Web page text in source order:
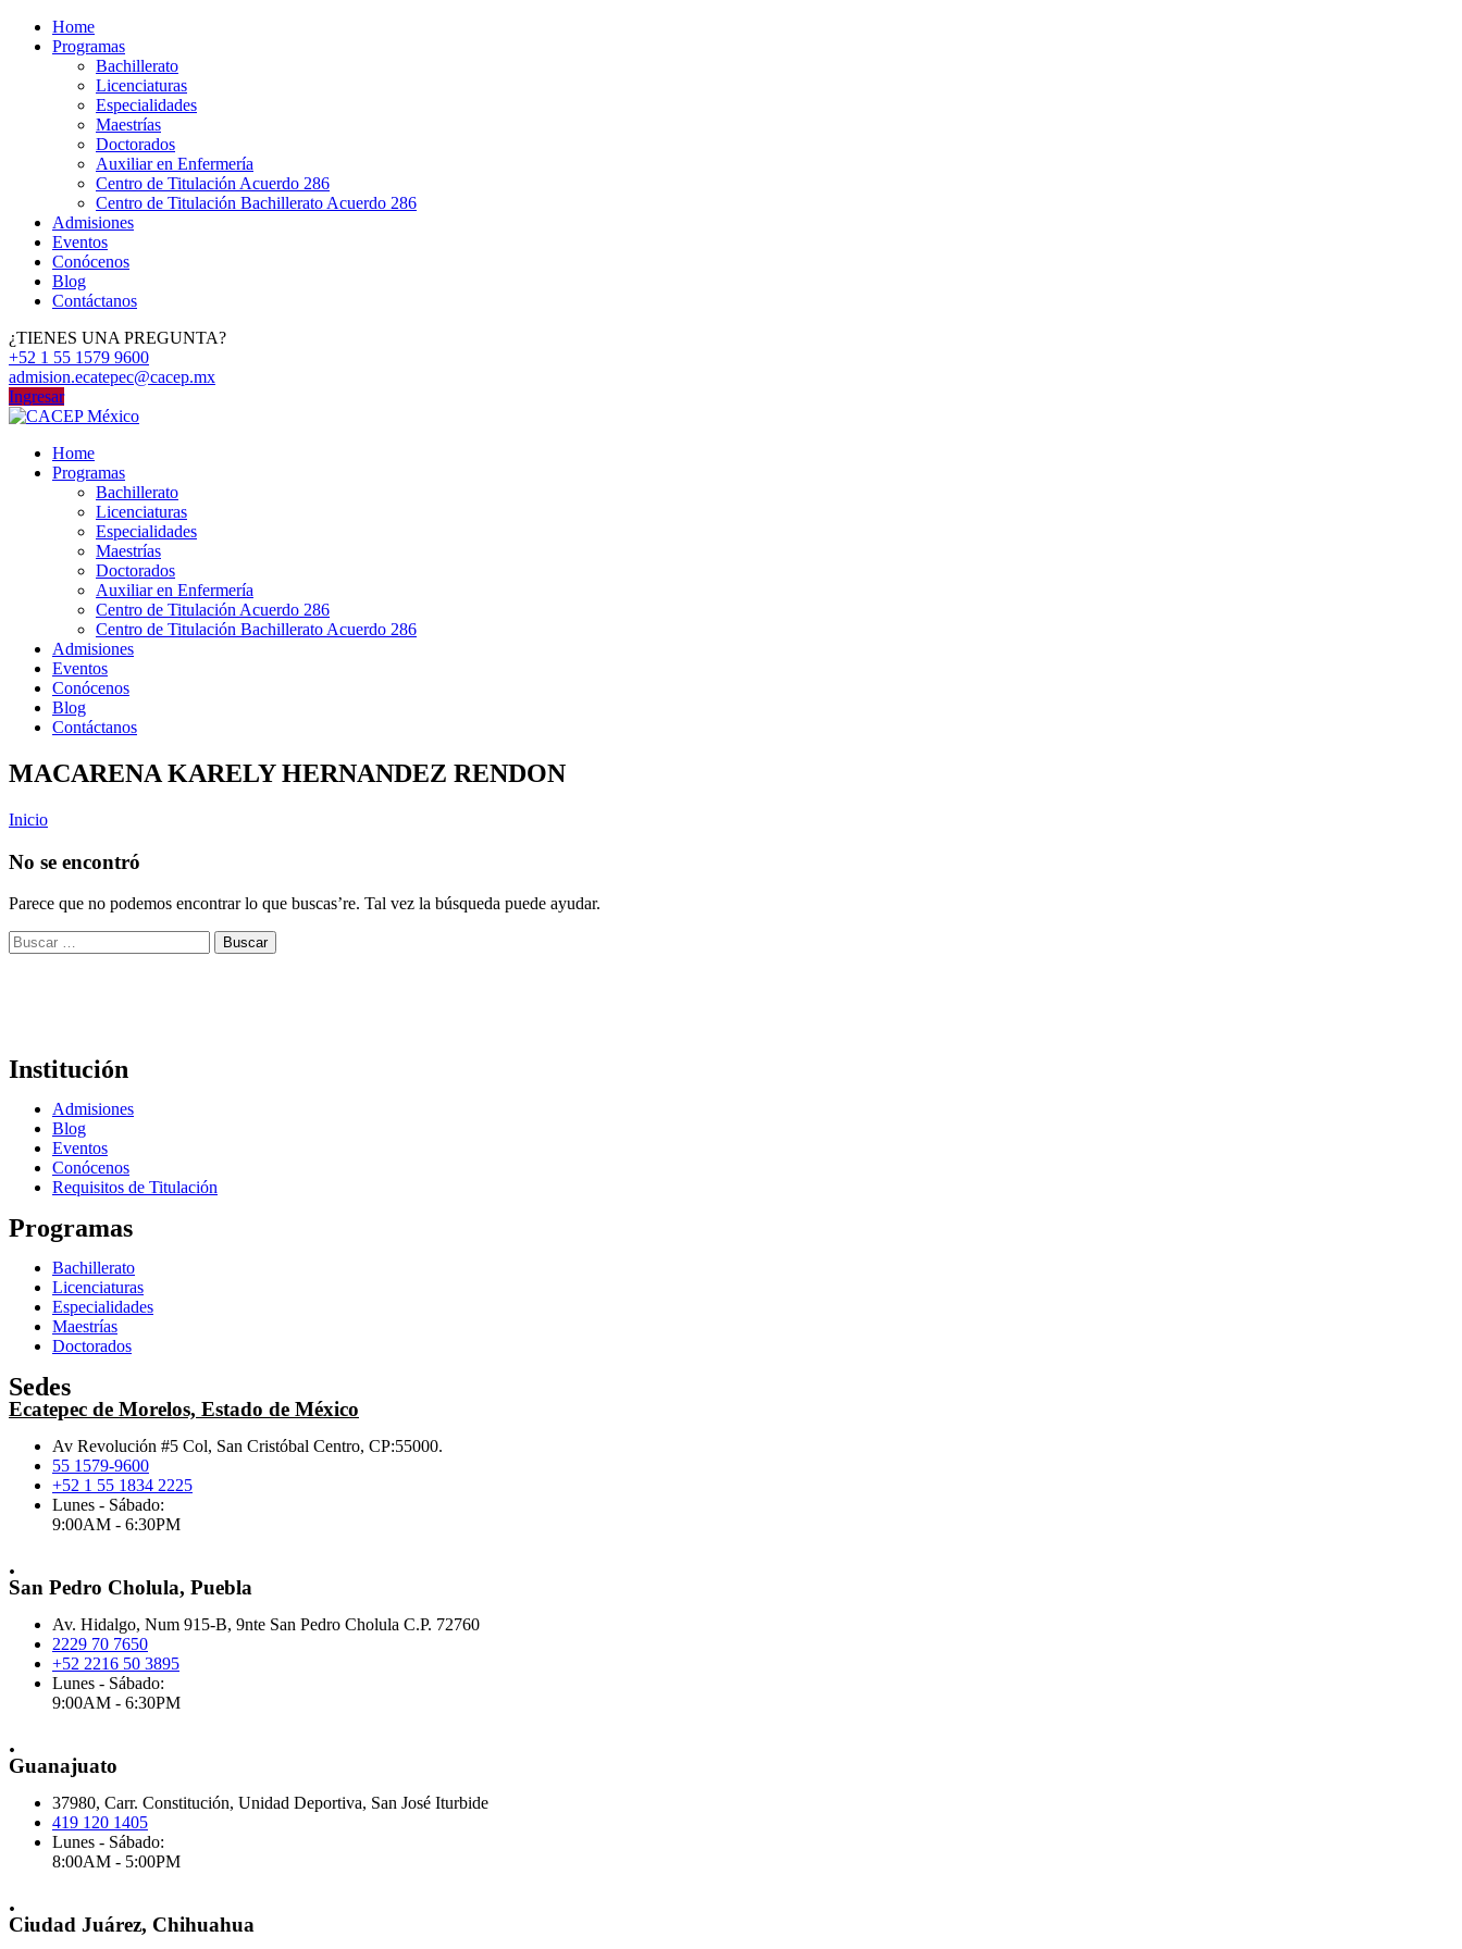
Home
Programas
Bachillerato
Licenciaturas
Especialidades
Maestrías
Doctorados
Auxiliar en Enfermería
Centro de Titulación Acuerdo 286
Centro de Titulación Bachillerato Acuerdo 286
Admisiones
Eventos
Conócenos
Blog
Contáctanos
¿TIENES UNA PREGUNTA?
+52 1 55 1579 9600
admision.ecatepec@cacep.mx
Ingresar
Home
Programas
Bachillerato
Licenciaturas
Especialidades
Maestrías
Doctorados
Auxiliar en Enfermería
Centro de Titulación Acuerdo 286
Centro de Titulación Bachillerato Acuerdo 286
Admisiones
Eventos
Conócenos
Blog
Contáctanos
MACARENA KARELY HERNANDEZ RENDON
Inicio
No se encontró
Parece que no podemos encontrar lo que buscas’re. Tal vez la búsqueda puede ayudar.
Buscar:
Institución
Admisiones
Blog
Eventos
Conócenos
Requisitos de Titulación
Programas
Bachillerato
Licenciaturas
Especialidades
Maestrías
Doctorados
Sedes
Ecatepec de Morelos, Estado de México
Av Revolución #5 Col, San Cristóbal Centro, CP:55000.
55 1579-9600
+52 1 55 1834 2225
Lunes - Sábado:
9:00AM - 6:30PM
.
San Pedro Cholula, Puebla
Av. Hidalgo, Num 915-B, 9nte San Pedro Cholula C.P. 72760
2229 70 7650
+52 2216 50 3895
Lunes - Sábado:
9:00AM - 6:30PM
.
Guanajuato
37980, Carr. Constitución, Unidad Deportiva, San José Iturbide
419 120 1405
Lunes - Sábado:
8:00AM - 5:00PM
.
Ciudad Juárez, Chihuahua